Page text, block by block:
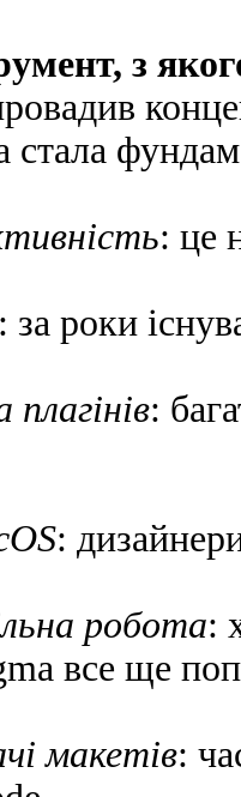
з
стала
: це
: за роки
плагінів:
:
робота:
все ще
макетів: